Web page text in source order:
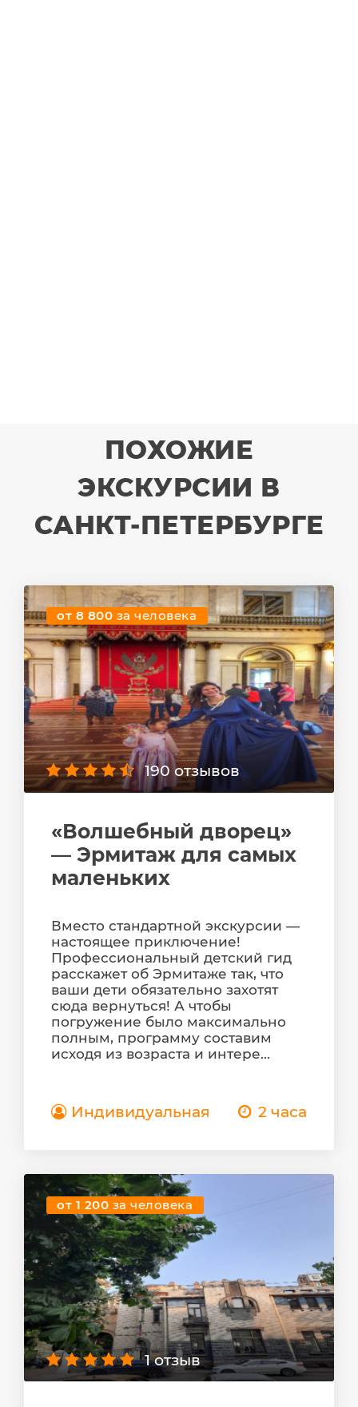
ПОХОЖИЕ
ЭКСКУРСИИ В
САНКТ-ПЕТЕРБУРГЕ
от 8 800 за человека
190 отзывов
«Волшебный дворец»
— Эрмитаж для самых
маленьких
Вместо стандартной экскурсии —
настоящее приключение!
Профессиональный детский гид
расскажет об Эрмитаже так, что
ваши дети обязательно захотят
сюда вернуться! А чтобы
погружение было максимально
полным, программу составим
исходя из возраста и интере...
Индивидуальная 2 часа
от 1 200 за человека
1 отзыв